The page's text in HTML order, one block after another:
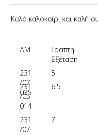
Καλό καλοκαίρι και καλή
ΑΜ
Γραπτή
Εξέταση
231
/07
035
5
231
/05
014
6.5
231
/07
7